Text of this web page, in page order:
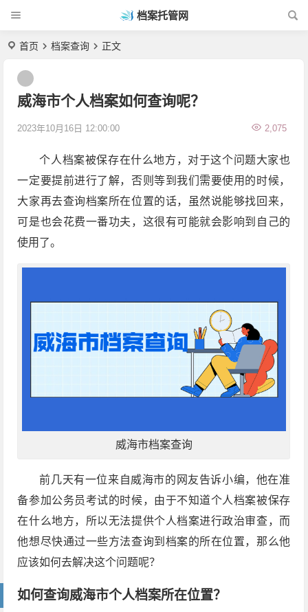
档案托管网
首页 档案查询 正文
威海市个人档案如何查询呢？
2023年10月16日 12:00:00 2,075
个人档案被保存在什么地方，对于这个问题大家也
一定要提前进行了解，否则等到我们需要使用的时候，
大家再去查询档案所在位置的话，虽然说能够找回来，
可是也会花费一番功夫，这很有可能就会影响到自己的
使用了。
威海市档案查询
前几天有一位来自威海市的网友告诉小编，他在准
备参加公务员考试的时候，由于不知道个人档案被保存
在什么地方，所以无法提供个人档案进行政治审查，而
他想尽快通过一些方法查询到档案的所在位置，那么他
应该如何去解决这个问题呢？
如何查询威海市个人档案所在位置？